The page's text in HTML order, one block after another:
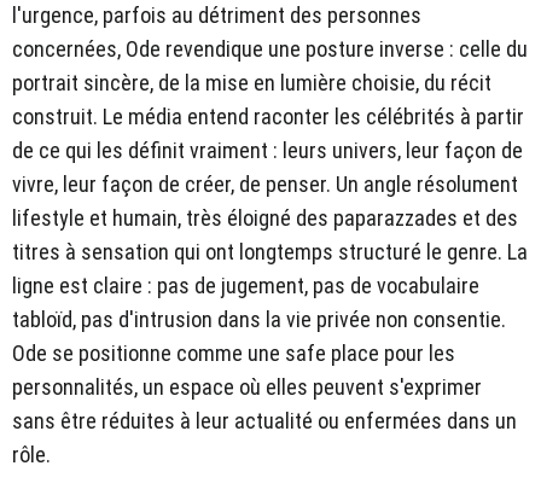
l'urgence, parfois au détriment des personnes
concernées, Ode revendique une posture inverse : celle du
portrait sincère, de la mise en lumière choisie, du récit
construit. Le média entend raconter les célébrités à partir
de ce qui les définit vraiment : leurs univers, leur façon de
vivre, leur façon de créer, de penser. Un angle résolument
lifestyle et humain, très éloigné des paparazzades et des
titres à sensation qui ont longtemps structuré le genre. La
ligne est claire : pas de jugement, pas de vocabulaire
tabloïd, pas d'intrusion dans la vie privée non consentie.
Ode se positionne comme une safe place pour les
personnalités, un espace où elles peuvent s'exprimer
sans être réduites à leur actualité ou enfermées dans un
rôle.